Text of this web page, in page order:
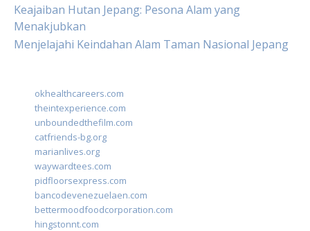
Keajaiban Hutan Jepang: Pesona Alam yang
Menakjubkan
Menjelajahi Keindahan Alam Taman Nasional Jepang
okhealthcareers.com
theintexperience.com
unboundedthefilm.com
catfriends-bg.org
marianlives.org
waywardtees.com
pidfloorsexpress.com
bancodevenezuelaen.com
bettermoodfoodcorporation.com
hingstonnt.com